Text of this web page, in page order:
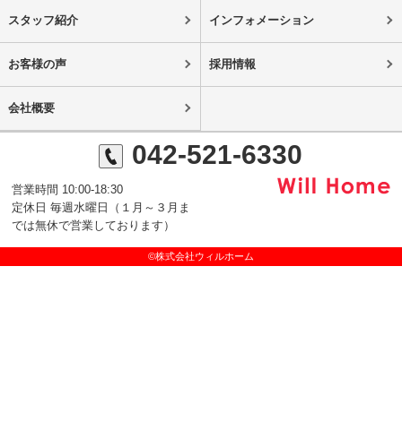
スタッフ紹介 インフォメーション
お客様の声 採用情報
会社概要
042-521-6330
営業時間 10:00-18:30
定休日 毎週水曜日（１月～３月ま
では無休で営業しております）
©株式会社ウィルホーム